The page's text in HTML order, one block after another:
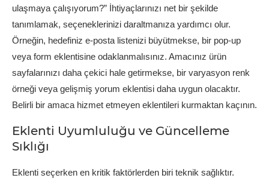
ulaşmaya çalışıyorum?” İhtiyaçlarınızı net bir şekilde
tanımlamak, seçeneklerinizi daraltmanıza yardımcı olur.
Örneğin, hedefiniz e-posta listenizi büyütmekse, bir pop-up
veya form eklentisine odaklanmalısınız. Amacınız ürün
sayfalarınızı daha çekici hale getirmekse, bir varyasyon renk
örneği veya gelişmiş yorum eklentisi daha uygun olacaktır.
Belirli bir amaca hizmet etmeyen eklentileri kurmaktan kaçının.
Eklenti Uyumluluğu ve Güncelleme
Sıklığı
Eklenti seçerken en kritik faktörlerden biri teknik sağlıktır.